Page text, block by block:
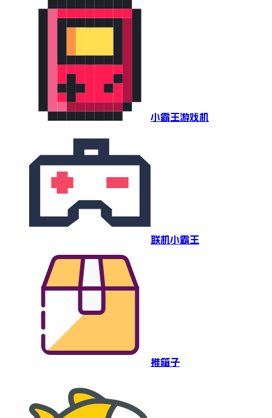
小霸王游戏机
联机小霸王
推箱子